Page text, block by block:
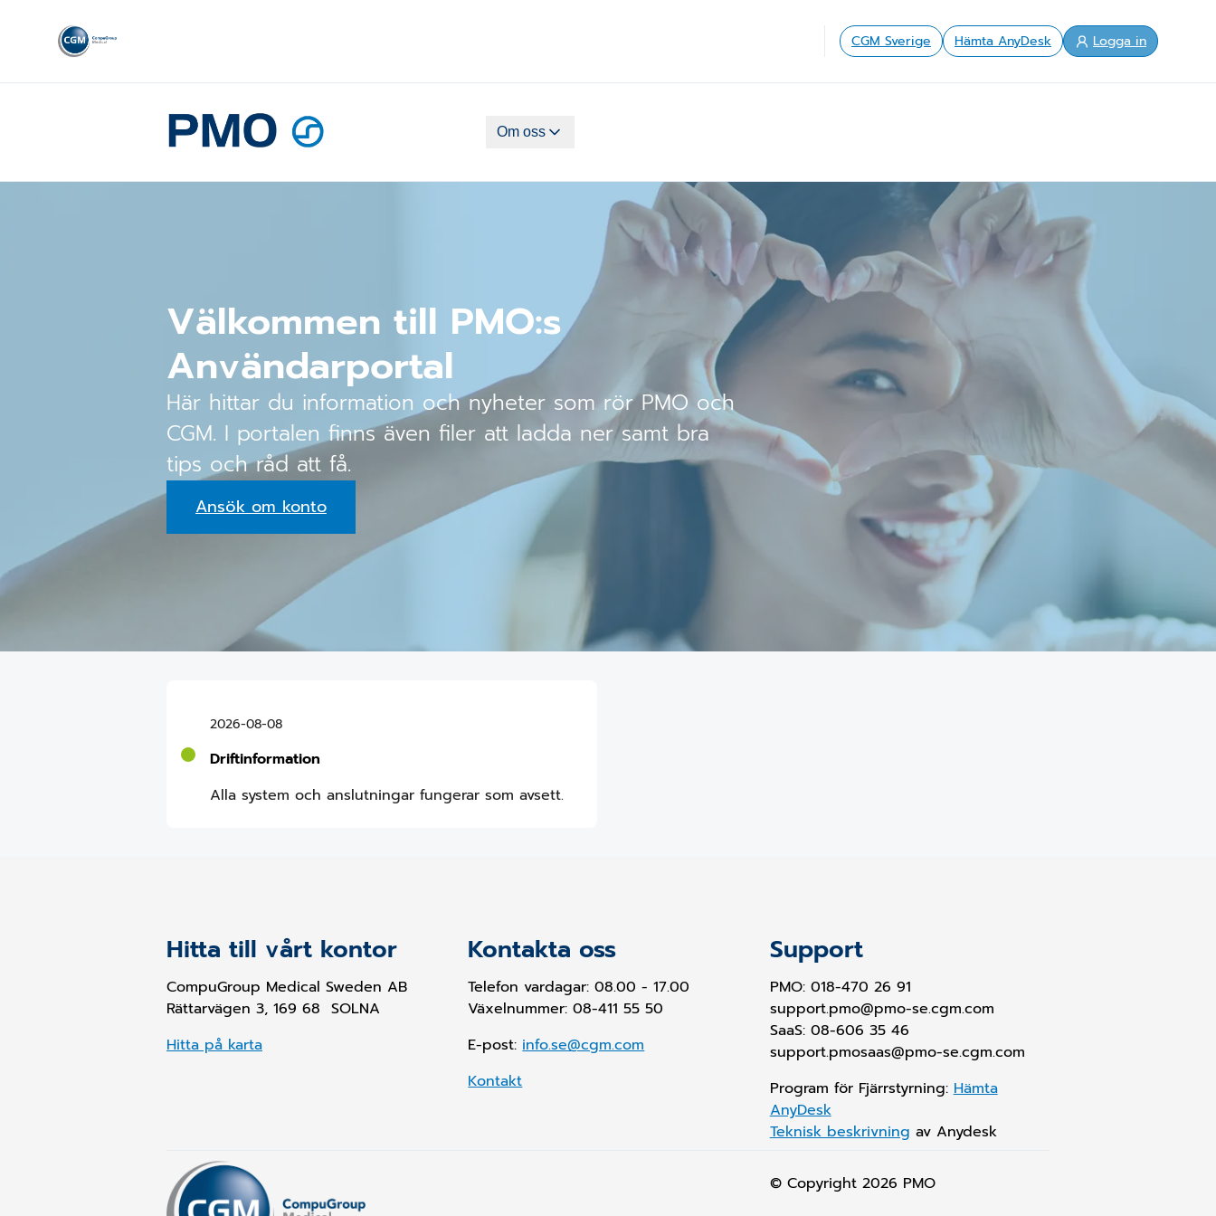
CGM Sverige Hämta AnyDesk Logga in
Om oss
Välkommen till PMO:s
Användarportal
Här hittar du information och nyheter som rör PMO och
CGM. I portalen finns även filer att ladda ner samt bra
tips och råd att få.
Ansök om konto
2026-08-08
Driftinformation
Alla system och anslutningar fungerar som avsett.
Hitta till vårt kontor
CompuGroup Medical Sweden AB
Rättarvägen 3, 169 68 SOLNA
Hitta på karta
Kontakta oss
Telefon vardagar: 08.00 - 17.00
Växelnummer: 08-411 55 50
E-post: info.se@cgm.com
Kontakt
Support
PMO: 018-470 26 91
support.pmo@pmo-se.cgm.com
SaaS: 08-606 35 46
support.pmosaas@pmo-se.cgm.com
Program för Fjärrstyrning: Hämta
AnyDesk
Teknisk beskrivning av Anydesk
© Copyright 2026 PMO